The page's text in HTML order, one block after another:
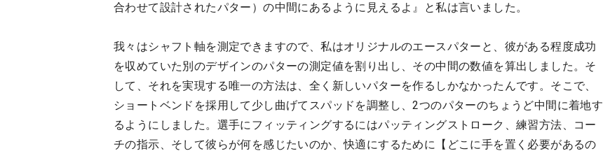
合わせて設計されたパター）の中間にあるように見えるよ』と私は言いました。
我々はシャフト軸を測定できますので、私はオリジナルのエースパターと、彼がある程度成功
を収めていた別のデザインのパターの測定値を割り出し、その中間の数値を算出しました。そ
して、それを実現する唯一の方法は、全く新しいパターを作るしかなかったんです。そこで、
ショートベンドを採用して少し曲げてスパッドを調整し、2つのパターのちょうど中間に着地す
るようにしました。選手にフィッティングするにはパッティングストローク、練習方法、コー
チの指示、そして彼らが何を感じたいのか、快適にするために【どこに手を置く必要があるの